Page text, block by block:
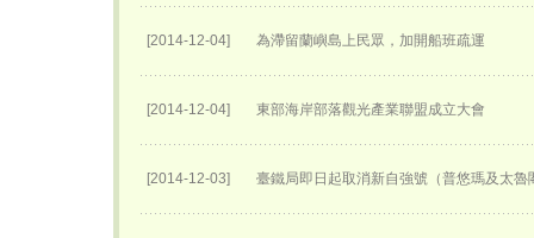
[2014-12-04] 為滯留蘭嶼島上民眾，加開船班疏運
[2014-12-04] 東部海岸部落觀光產業聯盟成立大會
[2014-12-03] 臺鐵局即日起取消新自強號（普悠瑪及太魯